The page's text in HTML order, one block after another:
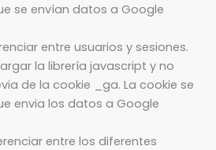
se envían datos a Google
entre usuarios y sesiones.
la librería javascript y no
de la cookie _ga. La cookie se
envia los datos a Google
entre los diferentes